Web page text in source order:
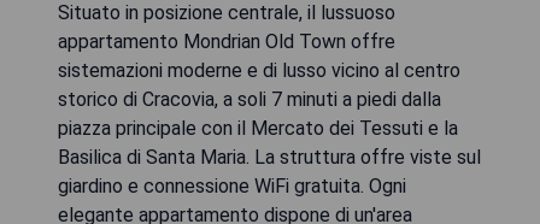
Situato in posizione centrale, il lussuoso
appartamento Mondrian Old Town offre
sistemazioni moderne e di lusso vicino al centro
storico di Cracovia, a soli 7 minuti a piedi dalla
piazza principale con il Mercato dei Tessuti e la
Basilica di Santa Maria. La struttura offre viste sul
giardino e connessione WiFi gratuita. Ogni
elegante appartamento dispone di un'area